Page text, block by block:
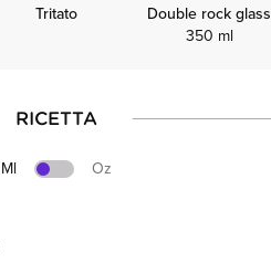
Tritato
Double rock glass
350 ml
RICETTA
Ml Oz